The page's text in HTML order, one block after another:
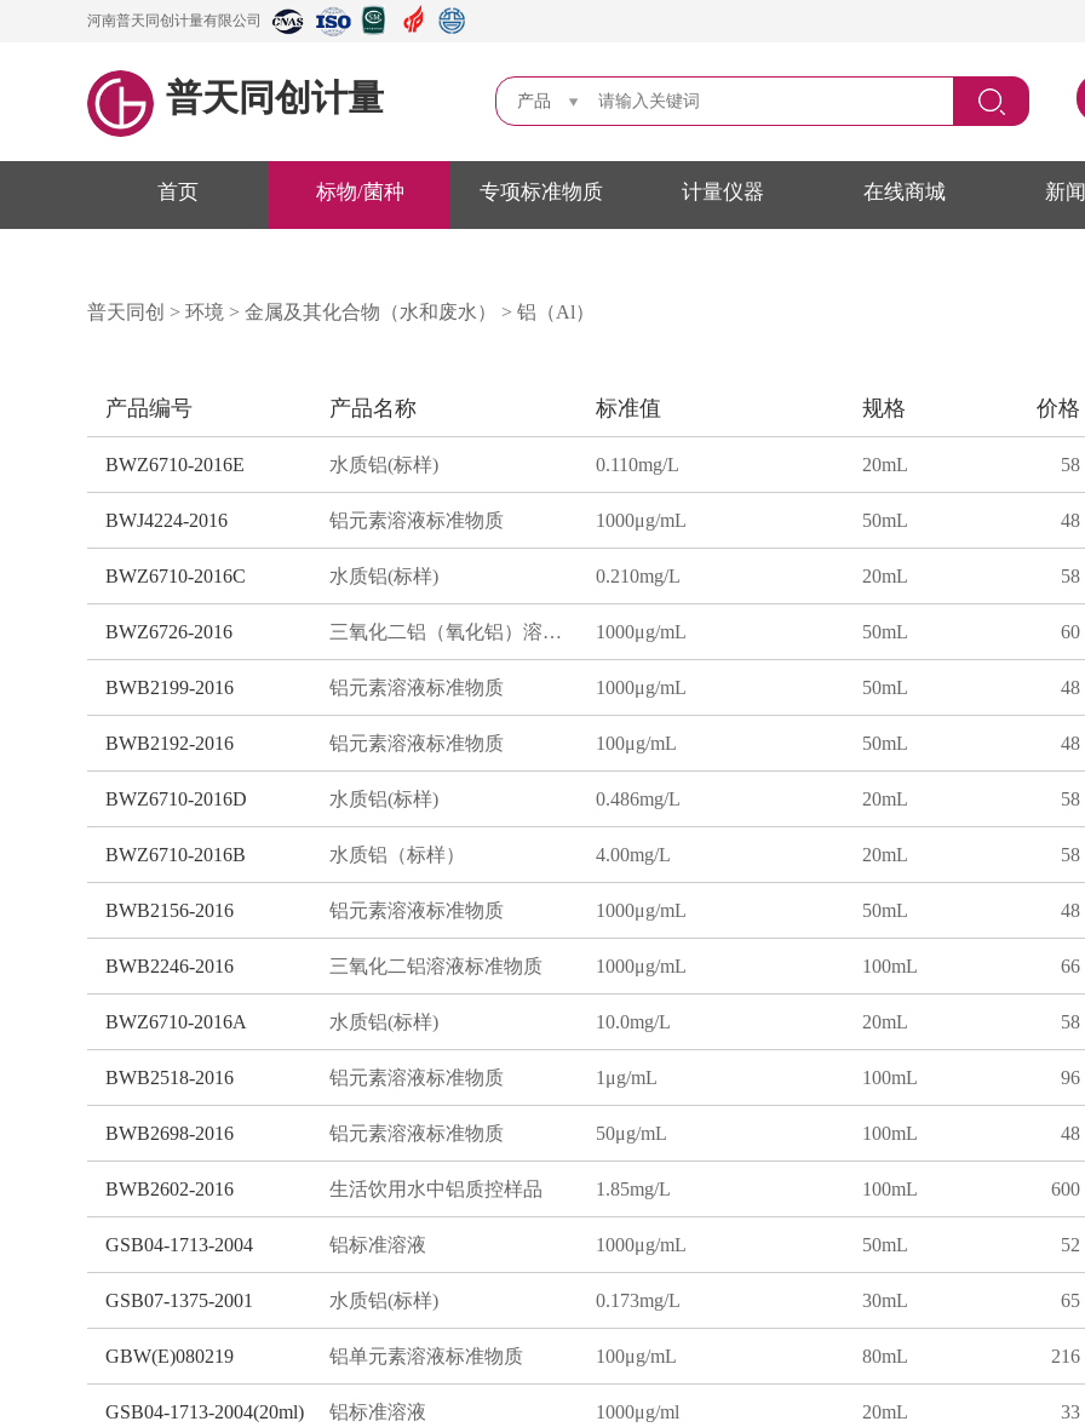
河南普天同创计量有限公司
普天同创计量 产品
首页 标物/菌种 专项标准物质 计量仪器 在线商城 新
普天同创 > 环境 > 金属及其化合物（水和废水） > 铝（Al）
产品编号 产品名称 标准值 规格 价格
BWZ6710-2016E 水质铝(标样) 0.110mg/L 20mL 58
BWJ4224-2016 铝元素溶液标准物质 1000μg/mL 50mL 48
BWZ6710-2016C 水质铝(标样) 0.210mg/L 20mL 58
BWZ6726-2016 三氧化二铝（氧化铝）溶液标准物质 1000μg/mL 50mL 60
BWB2199-2016 铝元素溶液标准物质 1000μg/mL 50mL 48
BWB2192-2016 铝元素溶液标准物质 100μg/mL 50mL 48
BWZ6710-2016D 水质铝(标样) 0.486mg/L 20mL 58
BWZ6710-2016B 水质铝（标样） 4.00mg/L 20mL 58
BWB2156-2016 铝元素溶液标准物质 1000μg/mL 50mL 48
BWB2246-2016 三氧化二铝溶液标准物质 1000μg/mL 100mL 66
BWZ6710-2016A 水质铝(标样) 10.0mg/L 20mL 58
BWB2518-2016 铝元素溶液标准物质 1μg/mL 100mL 96
BWB2698-2016 铝元素溶液标准物质 50μg/mL 100mL 48
BWB2602-2016 生活饮用水中铝质控样品 1.85mg/L 100mL 600
GSB04-1713-2004 铝标准溶液 1000μg/mL 50mL 52
GSB07-1375-2001 水质铝(标样) 0.173mg/L 30mL 65
GBW(E)080219 铝单元素溶液标准物质 100μg/mL 80mL 216
GSB04-1713-2004(20ml) 铝标准溶液 1000μg/ml 20mL 33